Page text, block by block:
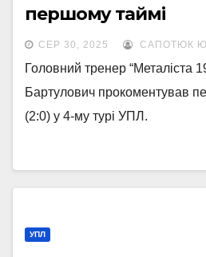
першому таймі
СЕР 30, 2025 САПОТЮК
Головний тренер “Металіста
Бартулович прокоментував
(2:0) у 4-му турі УПЛ.
УПЛ